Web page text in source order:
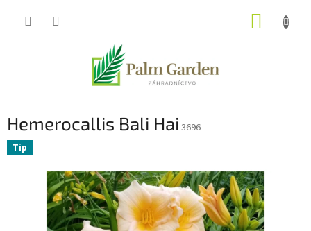
Hemerocallis Bali Hai 3696
Tip